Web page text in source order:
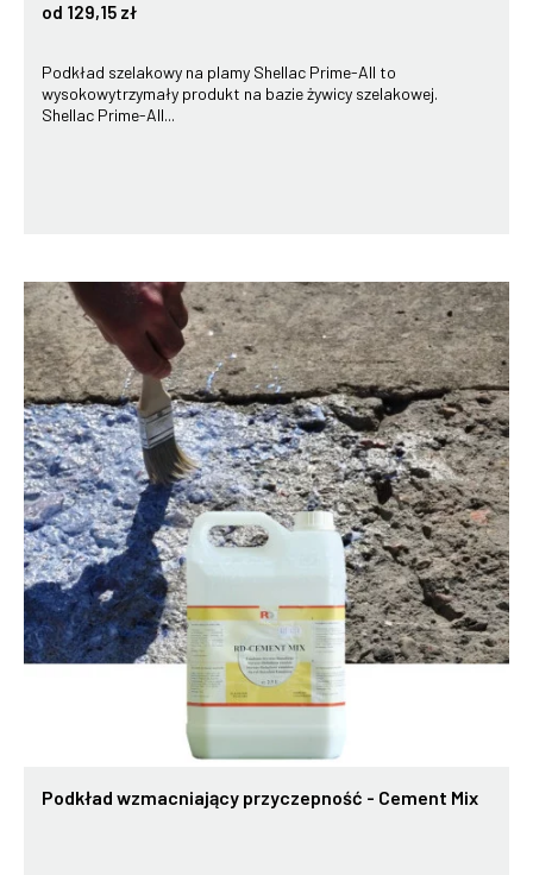
od 129,15 zł
Podkład szelakowy na plamy Shellac Prime-All to
wysokowytrzymały produkt na bazie żywicy szelakowej.
Shellac Prime-All...
Podkład wzmacniający przyczepność - Cement Mix